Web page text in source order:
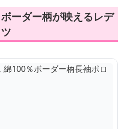
ーダー柄が映えるレデ